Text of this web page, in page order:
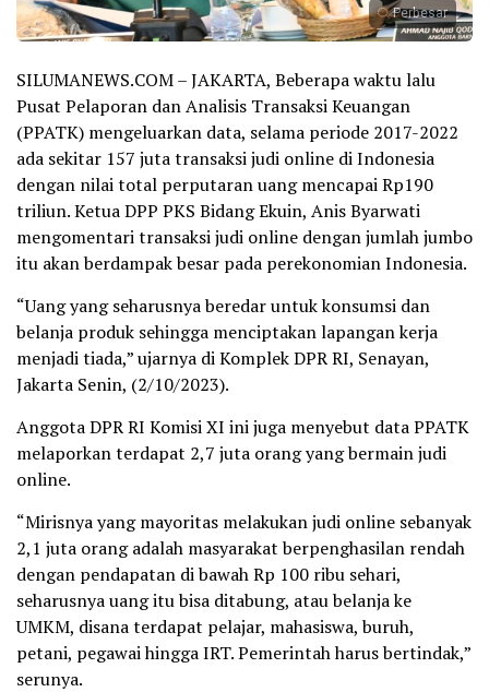
Perbesar
SILUMANEWS.COM – JAKARTA, Beberapa waktu lalu
Pusat Pelaporan dan Analisis Transaksi Keuangan
(PPATK) mengeluarkan data, selama periode 2017-2022
ada sekitar 157 juta transaksi judi online di Indonesia
dengan nilai total perputaran uang mencapai Rp190
triliun. Ketua DPP PKS Bidang Ekuin, Anis Byarwati
mengomentari transaksi judi online dengan jumlah jumbo
itu akan berdampak besar pada perekonomian Indonesia.
“Uang yang seharusnya beredar untuk konsumsi dan
belanja produk sehingga menciptakan lapangan kerja
menjadi tiada,” ujarnya di Komplek DPR RI, Senayan,
Jakarta Senin, (2/10/2023).
Anggota DPR RI Komisi XI ini juga menyebut data PPATK
melaporkan terdapat 2,7 juta orang yang bermain judi
online.
“Mirisnya yang mayoritas melakukan judi online sebanyak
2,1 juta orang adalah masyarakat berpenghasilan rendah
dengan pendapatan di bawah Rp 100 ribu sehari,
seharusnya uang itu bisa ditabung, atau belanja ke
UMKM, disana terdapat pelajar, mahasiswa, buruh,
petani, pegawai hingga IRT. Pemerintah harus bertindak,”
serunya.